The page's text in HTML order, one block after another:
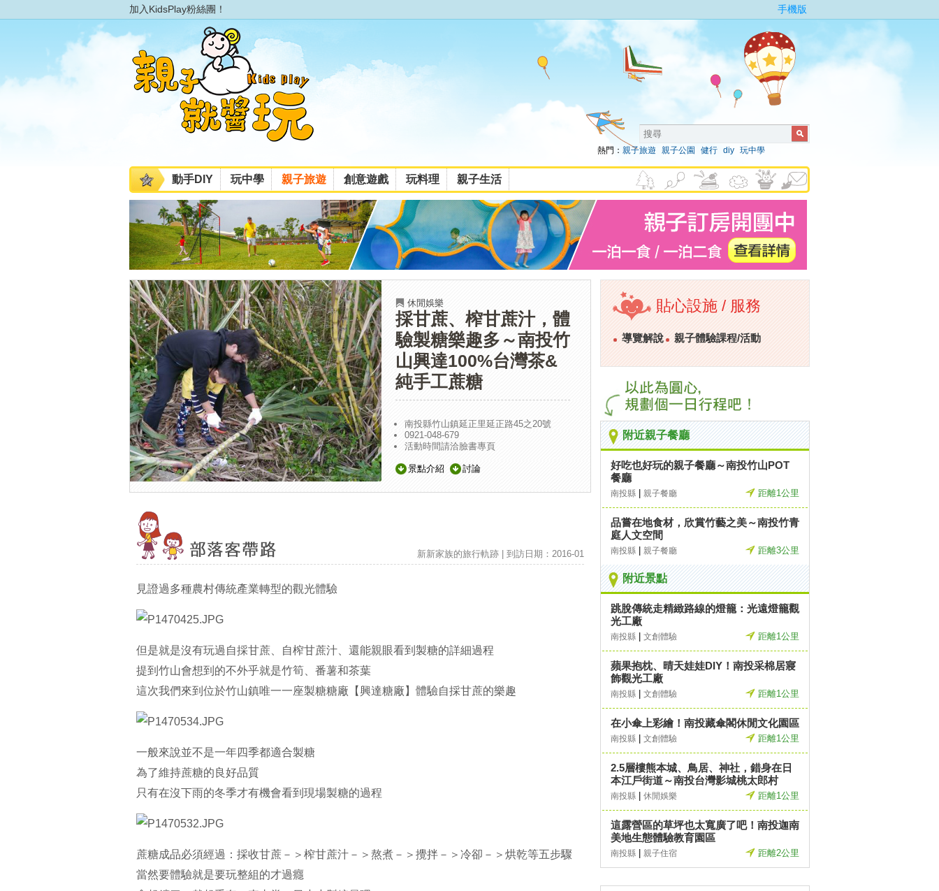
加入KidsPlay粉絲團！ 手機版
熱門： 親子旅遊 親子公園 健行 diy 玩中學
動手DIY 玩中學 親子旅遊 創意遊戲 玩料理 親子生活
休閒娛樂
採甘蔗、榨甘蔗汁，體
驗製糖樂趣多～南投竹
山興達100%台灣茶&
純手工蔗糖
南投縣竹山鎮延正里延正路45之20號
0921-048-679
活動時間請洽臉書專頁
景點介紹 討論
新新家族的旅行軌跡 | 到訪日期：2016-01
見證過多種農村傳統產業轉型的觀光體驗
但是就是沒有玩過自採甘蔗、自榨甘蔗汁、還能親眼看到製糖的詳細過程
提到竹山會想到的不外乎就是竹筍、番薯和茶葉
這次我們來到位於竹山鎮唯一一座製糖糖廠【興達糖廠】體驗自採甘蔗的樂趣
一般來說並不是一年四季都適合製糖
為了維持蔗糖的良好品質
只有在沒下雨的冬季才有機會看到現場製糖的過程
蔗糖成品必須經過：採收甘蔗－＞榨甘蔗汁－＞熬煮－＞攪拌－＞冷卻－＞烘乾等五步驟
當然要體驗就是要玩整組的才過癮
貼心設施 / 服務
導覽解說 親子體驗課程/活動
附近親子餐廳
好吃也好玩的親子餐廳～南投竹山POT
餐廳
南投縣 親子餐廳 距離1公里
品嘗在地食材，欣賞竹藝之美～南投竹青
庭人文空間
南投縣 親子餐廳 距離3公里
附近景點
跳脫傳統走精緻路線的燈籠：光遠燈籠觀
光工廠
南投縣 文創體驗 距離1公里
蘋果抱枕、晴天娃娃DIY！南投采棉居寢
飾觀光工廠
南投縣 文創體驗 距離1公里
在小傘上彩繪！南投藏傘閣休閒文化園區
南投縣 文創體驗 距離1公里
2.5層樓熊本城、鳥居、神社，錯身在日
本江戶街道～南投台灣影城桃太郎村
南投縣 休閒娛樂 距離1公里
這露營區的草坪也太寬廣了吧！南投迦南
美地生態體驗教育園區
南投縣 親子住宿 距離2公里